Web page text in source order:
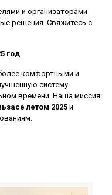
и организаторами
решения. Свяжитесь с
год
комфортными и
систему
времени. Наша миссия:
летом 2025и